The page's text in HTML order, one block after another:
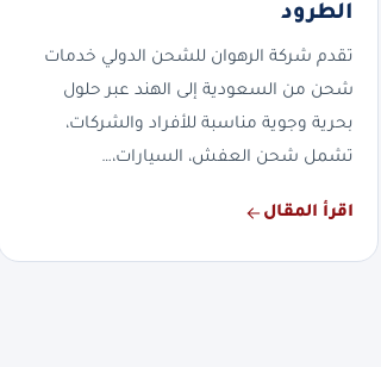
الطرود
تقدم شركة الرهوان للشحن الدولي خدمات
شحن من السعودية إلى الهند عبر حلول
بحرية وجوية مناسبة للأفراد والشركات،
تشمل شحن العفش، السيارات،…
اقرأ المقال